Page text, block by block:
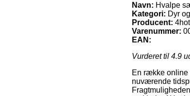
Navn: Hvalpe
Kategori: Dyr
Producent:
Varenummer:
EAN:
Vurderet til 4.9
En række online
nuværende